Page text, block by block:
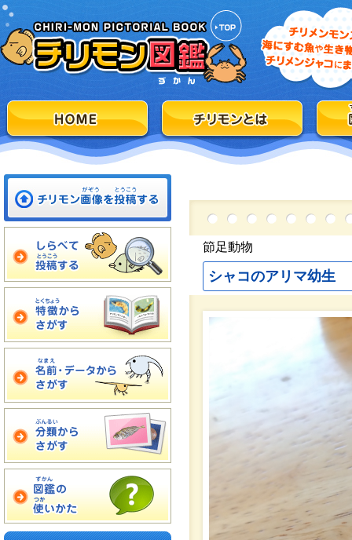
節足動物
シャコのアリマ幼生